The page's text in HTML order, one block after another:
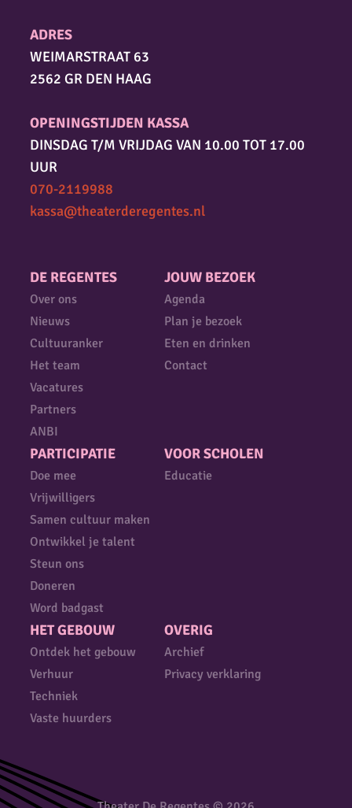
DE REGENTES
Over ons
Nieuws
Cultuuranker
Het team
Vacatures
Partners
ANBI
JOUW BEZOEK
Agenda
Plan je bezoek
Eten en drinken
Contact
PARTICIPATIE
Doe mee
Vrijwilligers
Samen cultuur maken
Ontwikkel je talent
Steun ons
Doneren
Word badgast
VOOR SCHOLEN
Educatie
HET GEBOUW
Ontdek het gebouw
Verhuur
Techniek
Vaste huurders
OVERIG
Archief
Privacy verklaring
ADRES
WEIMARSTRAAT 63
2562 GR DEN HAAG
OPENINGSTIJDEN KASSA
DINSDAG T/M VRIJDAG VAN 10.00 TOT 17.00
UUR
070-2119988
kassa@theaterderegentes.nl